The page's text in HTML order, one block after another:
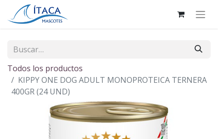
Todos los productos
KIPPY ONE DOG ADULT MONOPROTEICA TERNERA
400GR (24 UND)